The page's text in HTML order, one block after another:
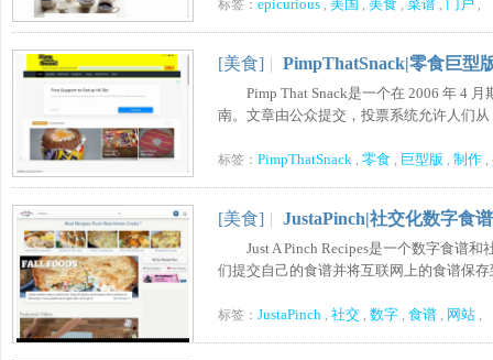
标签： epicurious , 美国 , 美食 , 菜谱 , 门户 ,
[美食] | PimpThatSnack|零食巨型
Pimp That Snack是一个在 2006 年 4 月
南。文章由公众提交，投票系统允许人们从
标签： PimpThatSnack , 零食 , 巨型版 , 制作 ,
[美食] | JustaPinch|社交化数字食
Just A Pinch Recipes是一个数字食谱和
们提交自己的食谱并将互联网上的食谱保
标签： JustaPinch , 社交 , 数字 , 食谱 , 网站 ,